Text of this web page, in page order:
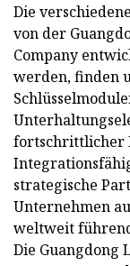
Die
von der
Company
werden, finden
fortschrittlicher
strategische
Unternehmen
weltweit
Die Guangdong